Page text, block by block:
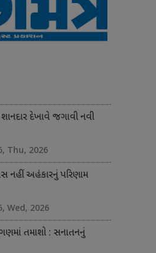
દેખાવે જગાવી નવી
Thu, 2026
નહીં અહંકારનું પરિણામ
Wed, 2026
તમાશો : સનાતનનું